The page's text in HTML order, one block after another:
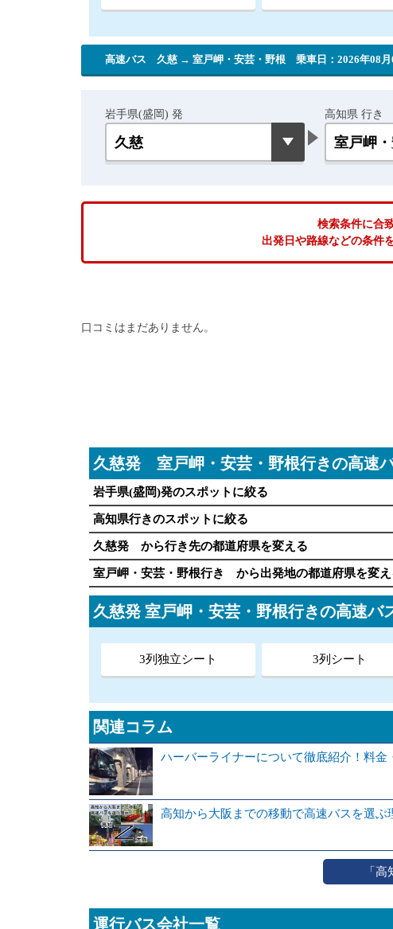
高速バス 久慈 → 室戸岬・安芸・野根 乗車日：2026年08月
岩手県(盛岡) 発 高知県 行き
検索条件に合
出発日や路線などの条件
口コミはまだありません。
久慈発 室戸岬・安芸・野根行きの高速
岩手県(盛岡)発のスポットに絞る
高知県行きのスポットに絞る
久慈発 から行き先の都道府県を変える
室戸岬・安芸・野根行き から出発地の都道府県を変え
久慈発 室戸岬・安芸・野根行きの高速
3列独立シート 3列シート
関連コラム
ハーバーライナーについて徹底紹介！料金
高知から大阪までの移動で高速バスを選ぶ
「
運行バス会社一覧